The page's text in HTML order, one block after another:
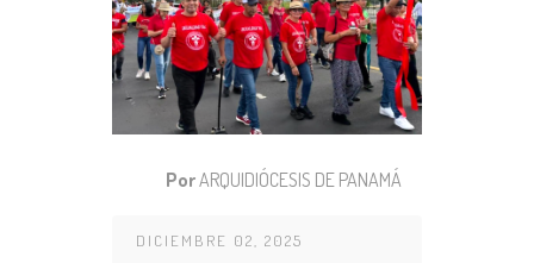
PorARQUIDIÓCESIS DE PANAMÁ
DICIEMBRE 02, 2025